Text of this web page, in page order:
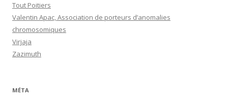
Tout Poitiers
Valentin Apac, Association de porteurs d’anomalies
chromosomiques
Virjaja
Zazimuth
MÉTA